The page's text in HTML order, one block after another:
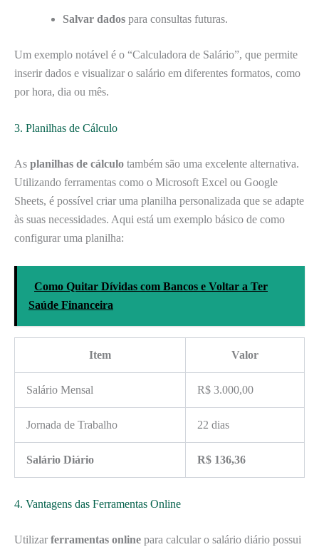
Salvar dados para consultas futuras.
Um exemplo notável é o “Calculadora de Salário”, que permite
inserir dados e visualizar o salário em diferentes formatos, como
por hora, dia ou mês.
3. Planilhas de Cálculo
As planilhas de cálculo também são uma excelente alternativa.
Utilizando ferramentas como o Microsoft Excel ou Google
Sheets, é possível criar uma planilha personalizada que se adapte
às suas necessidades. Aqui está um exemplo básico de como
configurar uma planilha:
Como Quitar Dívidas com Bancos e Voltar a Ter
Saúde Financeira
Item Valor
Salário Mensal R$ 3.000,00
Jornada de Trabalho 22 dias
Salário Diário R$ 136,36
4. Vantagens das Ferramentas Online
Utilizar ferramentas online para calcular o salário diário possui